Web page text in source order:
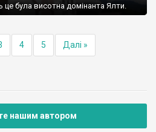
це була висотна домінанта Ялти.
4 5 Далі »
нашим автором